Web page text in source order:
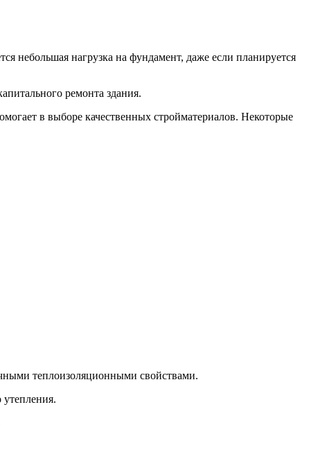
небольшая нагрузка на фундамент, даже если планируется
ремонта здания.
в выборе качественных стройматериалов. Некоторые
теплоизоляционными свойствами.